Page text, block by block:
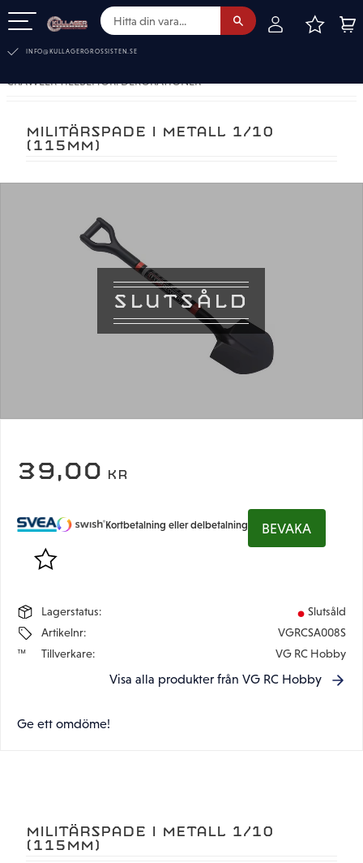
INFO@KULLAGERGROSSISTEN.SE
CRAWLER TILLBEHÖR. DEKORATIONER
MILITÄRSPADE I METALL 1/10
(115MM)
SLUTSÅLD
39,00 KR
Lägg till i favoriter
Kortbetalning eller delbetalning BEVAKA
Lagerstatus
Slutsåld
Artikelnr
VGRCSA008S
Tillverkare
VG RC Hobby
Visa alla produkter från VG RC Hobby
Ge ett omdöme!
MILITÄRSPADE I METALL 1/10
(115MM)